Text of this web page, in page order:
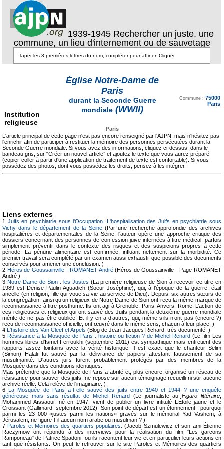
1939-1945 Rechercher un juste, une
commune, un lieu d'internement ou de sauvetage
Institution
religieuse
Église Notre-Dame de
Paris
durant la Seconde Guerre
mondiale (WWII)
Paris
Commune : 75000
Paris
L'article principal de cette page n'est pas encore renseigné par l'AJPN, mais n'hésitez pas
l'enrichir afin de participer à restituer la mémoire des personnes persécutées durant la
Seconde Guerre mondiale. Si vous avez des informations, cliquez ci-dessus, dans le
bandeau gris, sur “Créer un nouvel article” et ajoutez le texte que vous aurez préparé
(copier-coller à partir d'une application de traitement de texte est confortable). Si vous
possédez des photos, dont vous possédez les droits, pensez à les intégrer.
Liens externes
1 Juifs en psychiatrie sous l'Occupation. L'hospitalisation des Juifs en psychiatrie sous
Vichy dans le département de la Seine (Par une recherche approfondie des archives
hospitalières et départementales de la Seine, l'auteur opère une approche critique des
dossiers concernant des personnes de confession juive internées à titre médical, parfois
simplement préventif dans le contexte des risques et des suspicions propres à cette
période. La pénurie alimentaire est confirmée, influant nettement sur la morbidité. Ce
premier travail sera complété par un examen aussi exhaustif que possible des documents
conservés pour amener une conclusion. )
2 Héros de Goussainville - ROMANET André(Héros de Goussainville - Page ROMANET
André )
3 Notre Dame de Sion : les Justes (La première religieuse de Sion à recevoir ce titre en
1989 est Denise Paulin-Aguadich (Soeur Joséphine), qui, à l’époque de la guerre, était
ancelle (en religion, fille qui voue sa vie au service de Dieu). Depuis, six autres sœurs de
la congrégation, ainsi qu’un religieux de Notre-Dame de Sion ont reçu la même marque de
reconnaissance à titre posthume. Ils ont agi à Grenoble, Paris, Anvers, Rome. L’action de
ces religieuses et religieux qui ont sauvé des Juifs pendant la deuxième guerre mondiale
mérite de ne pas être oubliée. Et il y en a d’autres, qui, même s’ils n’ont pas (encore ?)
reçu de reconnaissance officielle, ont œuvré dans le même sens, chacun à leur place. )
4 L'histoire des Van Cleef et Arpels (Blog de Jean-Jacques Richard, très documenté. )
5 Résistance à la Mosquée de Paris : histoire ou fiction ? de Michel Renard (Le film Les
hommes libres d'Ismël Ferroukhi (septembre 2011) est sympathique mais entretient des
rapports assez lointains avec la vérité historique. Il est exact que le chanteur Selim
(Simon) Halali fut sauvé par la délivrance de papiers attestant faussement de sa
musulmanité. D'autres juifs furent probablement protégés par des membres de la
Mosquée dans des conditions identiques.
Mais prétendre que la Mosquée de Paris a abrité et, plus encore, organisé un réseau de
résistance pour sauver des juifs, ne repose sur aucun témoignage recueilli ni sur aucune
archive réelle. Cela relève de l'imaginaire. )
6La Mosquée de Paris a-t-elle sauvé des juifs entre 1940 et 1944 ? une enquête
généreuse mais sans résultat de Michel Renard(Le journaliste auFigaro littéraire
Mohammed Aïssaoui, né en 1947, vient de publier un livre intitulé L’Étoile jaune et le
Croissant (Gallimard, septembre 2012). Son point de départ est un étonnement : pourquoi
parmi les 23 000 «justes parmi les nations» gravés sur le mémorial Yad Vashem, à
Jérusalem, ne figure-t-il aucun nom arabe ou musulman ? )
7Paroles et Mémoires des quartiers populaires.
(Jacob Szmulewicz et son ami Étienne
Raczymow ont répondu à des interviews pour la réalisation du film "Les garçons
Ramponeau" de Patrice Spadoni, ou ils racontent leur vie et en particulier leurs actions en
tant que résistants. On peut le retrouver sur le site Paroles et Mémoires des quartiers